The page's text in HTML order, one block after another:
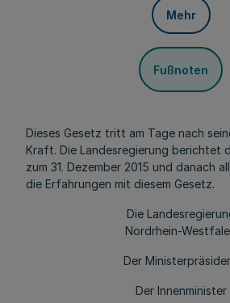
Mehr
Fußnoten
Dieses Gesetz tritt am Tage nach
Kraft. Die Landesregierung berichtet
zum 31. Dezember 2015 und danach
die Erfahrungen mit diesem Gesetz.
Die
Nordrhein-
Der
Der Innenminister